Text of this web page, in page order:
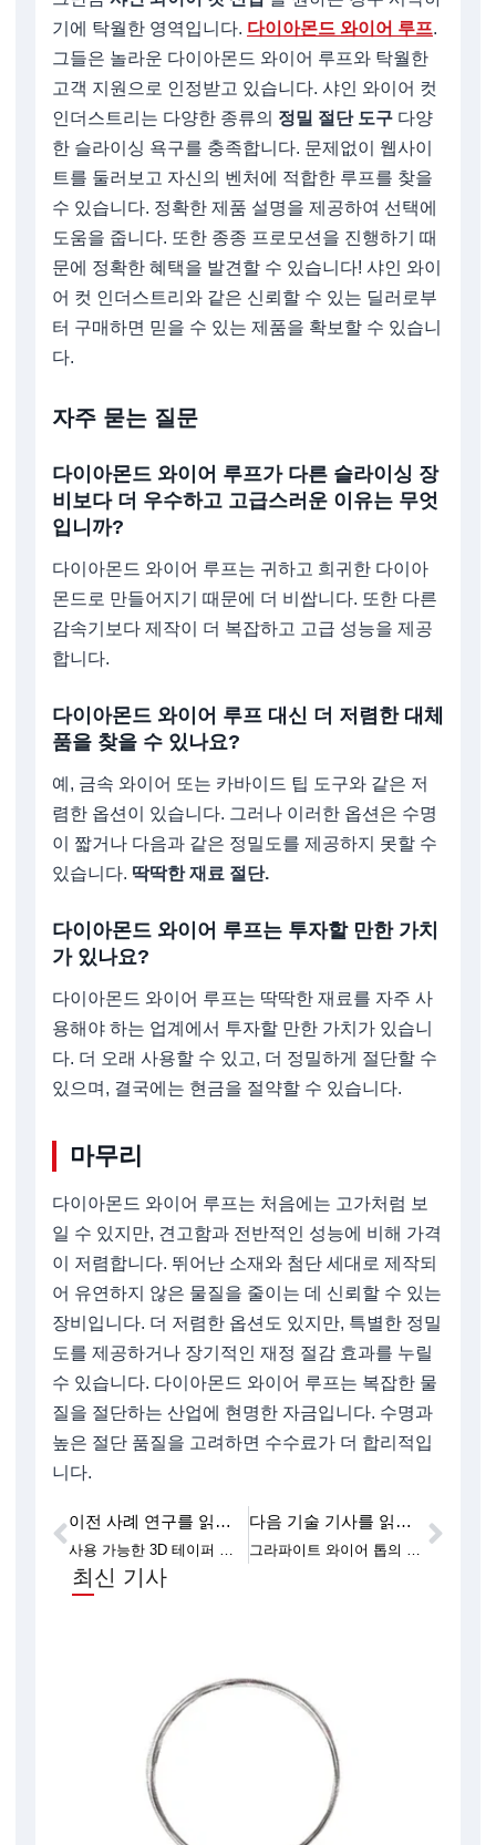
기에 탁월한 영역입니다. 다이아몬드 와이어 루프.
그들은 놀라운 다이아몬드 와이어 루프와 탁월한
고객 지원으로 인정받고 있습니다. 샤인 와이어 컷
인더스트리는 다양한 종류의 정밀 절단 도구 다양
한 슬라이싱 욕구를 충족합니다. 문제없이 웹사이
트를 둘러보고 자신의 벤처에 적합한 루프를 찾을
수 있습니다. 정확한 제품 설명을 제공하여 선택에
도움을 줍니다. 또한 종종 프로모션을 진행하기 때
문에 정확한 혜택을 발견할 수 있습니다! 샤인 와이
어 컷 인더스트리와 같은 신뢰할 수 있는 딜러로부
터 구매하면 믿을 수 있는 제품을 확보할 수 있습니
다.
자주 묻는 질문
다이아몬드 와이어 루프가 다른 슬라이싱 장
비보다 더 우수하고 고급스러운 이유는 무엇
입니까?
다이아몬드 와이어 루프는 귀하고 희귀한 다이아
몬드로 만들어지기 때문에 더 비쌉니다. 또한 다른
감속기보다 제작이 더 복잡하고 고급 성능을 제공
합니다.
다이아몬드 와이어 루프 대신 더 저렴한 대체
품을 찾을 수 있나요?
예, 금속 와이어 또는 카바이드 팁 도구와 같은 저
렴한 옵션이 있습니다. 그러나 이러한 옵션은 수명
이 짧거나 다음과 같은 정밀도를 제공하지 못할 수
있습니다. 딱딱한 재료 절단.
다이아몬드 와이어 루프는 투자할 만한 가치
가 있나요?
다이아몬드 와이어 루프는 딱딱한 재료를 자주 사
용해야 하는 업계에서 투자할 만한 가치가 있습니
다. 더 오래 사용할 수 있고, 더 정밀하게 절단할 수
있으며, 결국에는 현금을 절약할 수 있습니다.
마무리
다이아몬드 와이어 루프는 처음에는 고가처럼 보
일 수 있지만, 견고함과 전반적인 성능에 비해 가격
이 저렴합니다. 뛰어난 소재와 첨단 세대로 제작되
어 유연하지 않은 물질을 줄이는 데 신뢰할 수 있는
장비입니다. 더 저렴한 옵션도 있지만, 특별한 정밀
도를 제공하거나 장기적인 재정 절감 효과를 누릴
수 있습니다. 다이아몬드 와이어 루프는 복잡한 물
질을 절단하는 산업에 현명한 자금입니다. 수명과
높은 절단 품질을 고려하면 수수료가 더 합리적입
니다.
이전 이전 사례 연구를 읽어보세요
사용 가능한 3D 테이퍼 컷 와이어 톱의 유형
다음 기술 기사를 읽어보세요
그라파이트 와이어 톱의 비용은 얼마인가요? 다음
최신 기사